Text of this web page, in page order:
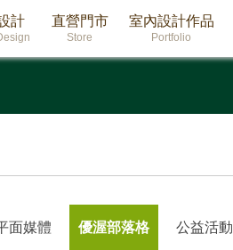
計 直營門市
Store
室內設計作品
Portfolio
面媒體 優渥部落格 公益活動